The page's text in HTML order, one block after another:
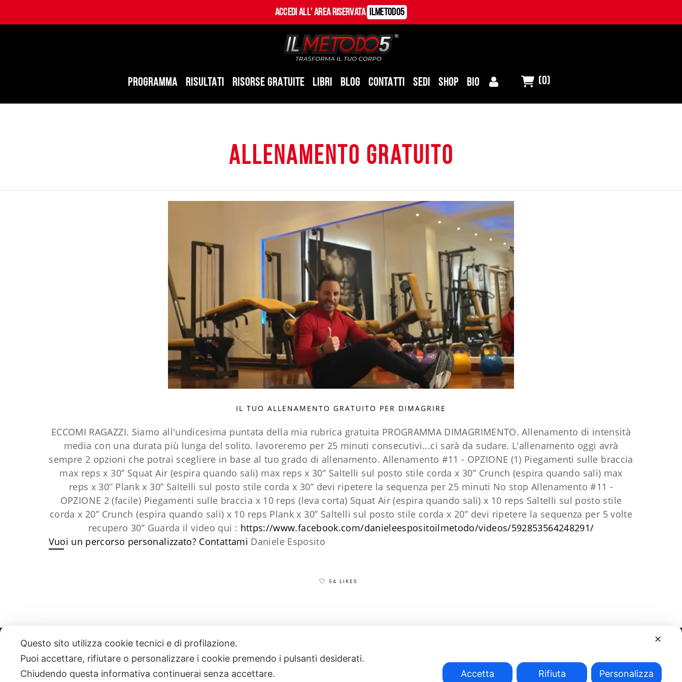
Accedi all' Area Riservata ILMetodo5
PROGRAMMA RISULTATI RISORSE GRATUITE LIBRI BLOG CONTATTI SEDI SHOP BIO (0)
allenamento gratuito
IL TUO ALLENAMENTO GRATUITO PER DIMAGRIRE
ECCOMI RAGAZZI. Siamo all'undicesima puntata della mia rubrica gratuita PROGRAMMA DIMAGRIMENTO. Allenamento di intensità
media con una durata più lunga del solito. lavoreremo per 25 minuti consecutivi...ci sarà da sudare. L'allenamento oggi avrà
sempre 2 opzioni che potrai scegliere in base al tuo grado di allenamento. Allenamento #11 - OPZIONE (1) Piegamenti sulle braccia
max reps x 30’’ Squat Air (espira quando sali) max reps x 30’’ Saltelli sul posto stile corda x 30’’ Crunch (espira quando sali) max
reps x 30’’ Plank x 30’’ Saltelli sul posto stile corda x 30’’ devi ripetere la sequenza per 25 minuti No stop Allenamento #11 -
OPZIONE 2 (facile) Piegamenti sulle braccia x 10 reps (leva corta) Squat Air (espira quando sali) x 10 reps Saltelli sul posto stile
corda x 20’’ Crunch (espira quando sali) x 10 reps Plank x 30’’ Saltelli sul posto stile corda x 20’’ devi ripetere la sequenza per 5 volte
recupero 30’’ Guarda il video qui : https://www.facebook.com/danieleespositoilmetodo/videos/592853564248291/
Vuoi un percorso personalizzato? ​Contattami Daniele Esposito
54 LIKES
| NEWSLETTER
✕
Questo sito utilizza cookie tecnici e di profilazione.
Puoi accettare, rifiutare o personalizzare i cookie premendo i pulsanti desiderati.
Chiudendo questa informativa continuerai senza accettare.
Accetta Rifiuta Personalizza